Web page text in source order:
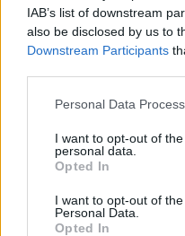
IAB’s list of downstream
also be disclosed by us to
Downstream Participants
Personal Data
I want to opt-out of
personal data.
Opted In
I want to opt-out of
Personal Data.
Opted In
di
Via
POTREBBERO